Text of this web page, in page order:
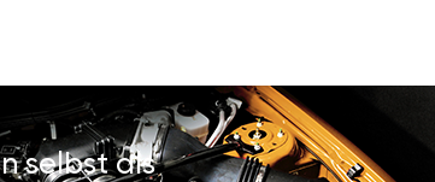
selbst als